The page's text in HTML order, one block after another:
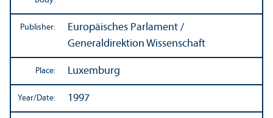
Publisher:
Europäisches Parlament /
Generaldirektion Wissenschaft
Place: Luxemburg
Year/Date: 1997